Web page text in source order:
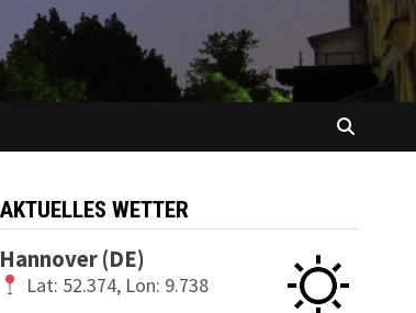
AKTUELLES WETTER
Hannover (DE)
Lat: 52.374, Lon: 9.738